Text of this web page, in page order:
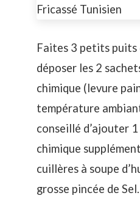
Faites 3 petits puits
déposer les 2
chimique (levure
température
conseillé d’ajouter
chimique
cuillères à soupe
grosse pincée de Sel.